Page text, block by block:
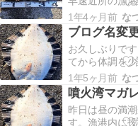
れた！！でも
再びHITなんと
その後は群れ
波があります
いきます。底
魚の気配無い
当然アタリな
る！足元の穴
待つと・・・
ー！！！力強
1年4ヶ月前 な
ブログ名変
お久しぶりで
てから体調を
行は年始の１
す。３月に入
くなってきま
海への釣りは
1年5ヶ月前 な
噴火湾マガ
昨日は昼の満
す。漁港内に